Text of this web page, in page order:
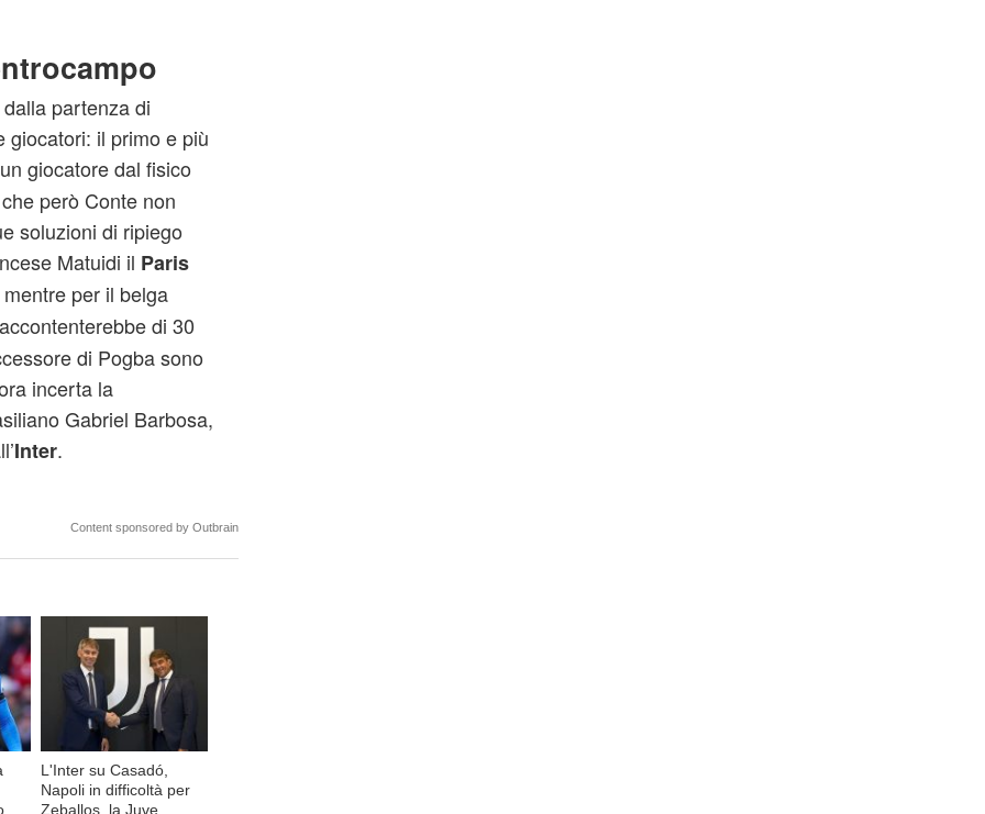
partenza di
giocatori: il primo e più
giocatore dal fisico
però Conte non
soluzioni di ripiego
Matuidi il Paris
per il belga
di 30
di Pogba sono
incerta la
Gabriel Barbosa,
Inter.
Content sponsored by Outbrain
L'Inter su Casadó,
Napoli in difficoltà per
Zeballos, la Juve